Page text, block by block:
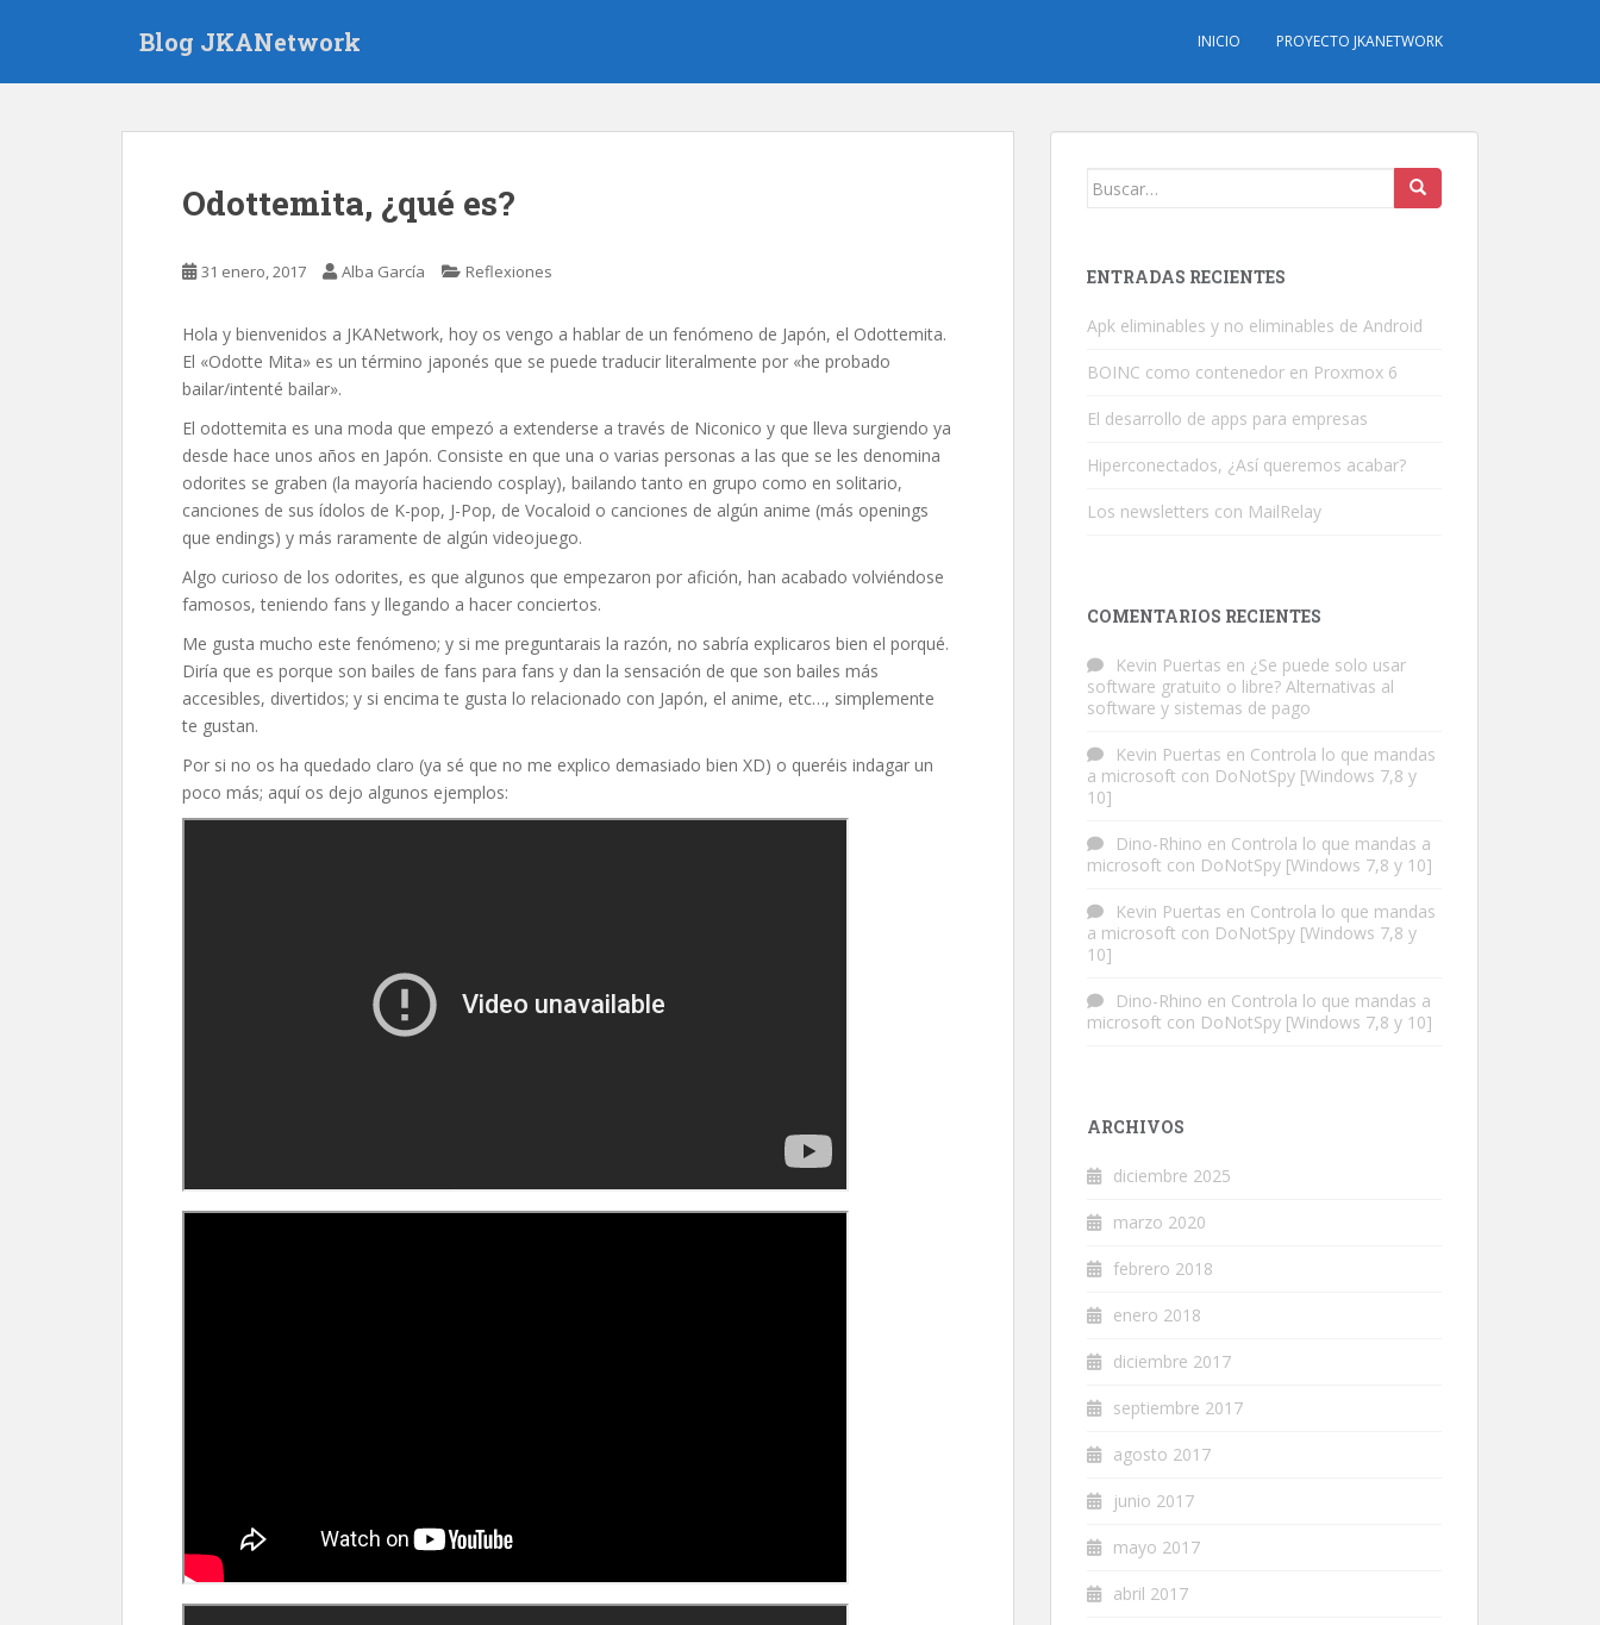
Blog JKANetwork INICIO PROYECTO JKANETWORK
Odottemita, ¿qué es?
31 enero, 2017 Alba García Reflexiones
Hola y bienvenidos a JKANetwork, hoy os vengo a hablar de un fenómeno de Japón, el Odottemita.
El «Odotte Mita» es un término japonés que se puede traducir literalmente por «he probado
bailar/intenté bailar».
El odottemita es una moda que empezó a extenderse a través de Niconico y que lleva surgiendo ya
desde hace unos años en Japón. Consiste en que una o varias personas a las que se les denomina
odorites se graben (la mayoría haciendo cosplay), bailando tanto en grupo como en solitario,
canciones de sus ídolos de K-pop, J-Pop, de Vocaloid o canciones de algún anime (más openings
que endings) y más raramente de algún videojuego.
Algo curioso de los odorites, es que algunos que empezaron por afición, han acabado volviéndose
famosos, teniendo fans y llegando a hacer conciertos.
Me gusta mucho este fenómeno; y si me preguntarais la razón, no sabría explicaros bien el porqué.
Diría que es porque son bailes de fans para fans y dan la sensación de que son bailes más
accesibles, divertidos; y si encima te gusta lo relacionado con Japón, el anime, etc…, simplemente
te gustan.
Por si no os ha quedado claro (ya sé que no me explico demasiado bien XD) o queréis indagar un
poco más; aquí os dejo algunos ejemplos:
Buscar:
ENTRADAS RECIENTES
Apk eliminables y no eliminables de Android
BOINC como contenedor en Proxmox 6
El desarrollo de apps para empresas
Hiperconectados, ¿Así queremos acabar?
Los newsletters con MailRelay
COMENTARIOS RECIENTES
Kevin Puertas en ¿Se puede solo usar
software gratuito o libre? Alternativas al
software y sistemas de pago
Kevin Puertas en Controla lo que mandas
a microsoft con DoNotSpy [Windows 7,8 y
10]
Dino-Rhino en Controla lo que mandas a
microsoft con DoNotSpy [Windows 7,8 y 10]
Kevin Puertas en Controla lo que mandas
a microsoft con DoNotSpy [Windows 7,8 y
10]
Dino-Rhino en Controla lo que mandas a
microsoft con DoNotSpy [Windows 7,8 y 10]
ARCHIVOS
diciembre 2025
marzo 2020
febrero 2018
enero 2018
diciembre 2017
septiembre 2017
agosto 2017
junio 2017
mayo 2017
abril 2017